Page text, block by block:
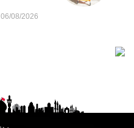
06/08/2026